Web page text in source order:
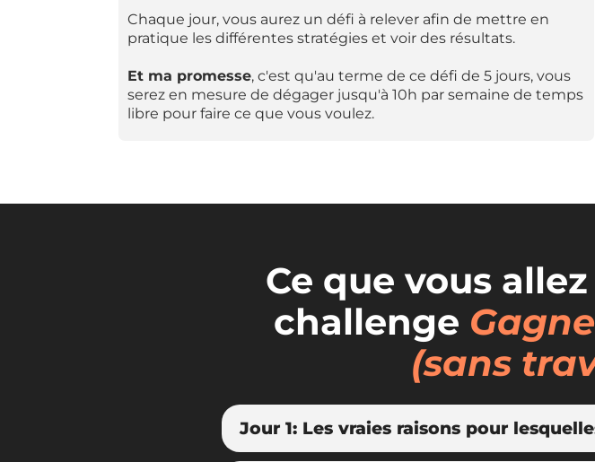
Chaque jour, vous aurez un défi à relever afin de mettre en
pratique les différentes stratégies et voir des résultats.
Et ma promesse, c'est qu'au terme de ce défi de 5 jours, vous
serez en mesure de dégager jusqu'à 10h par semaine de temps
libre pour faire ce que vous voulez.
Ce que vous
challenge
(sans
Jour 1: Les vraies raisons pour
Lors de la première journée, nous allons